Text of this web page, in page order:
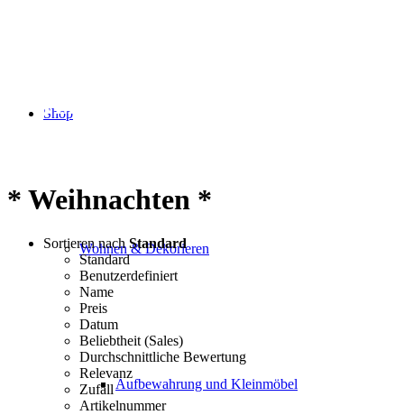
Shop
Wohnen & Dekorieren
Aufbewahrung und Kleinmöbel
Herzlich willkommen
* Weihnachten *
Sortieren nachStandard
Standard
Benutzerdefiniert
Name
Preis
Datum
Beliebtheit (Sales)
Durchschnittliche Bewertung
Relevanz
Zufall
Artikelnummer